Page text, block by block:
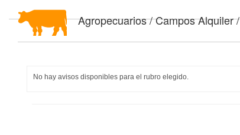
Agropecuarios / Campos Alquiler /
No hay avisos disponibles para el rubro elegido.